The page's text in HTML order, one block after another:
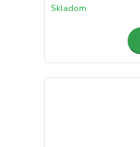
Skladom